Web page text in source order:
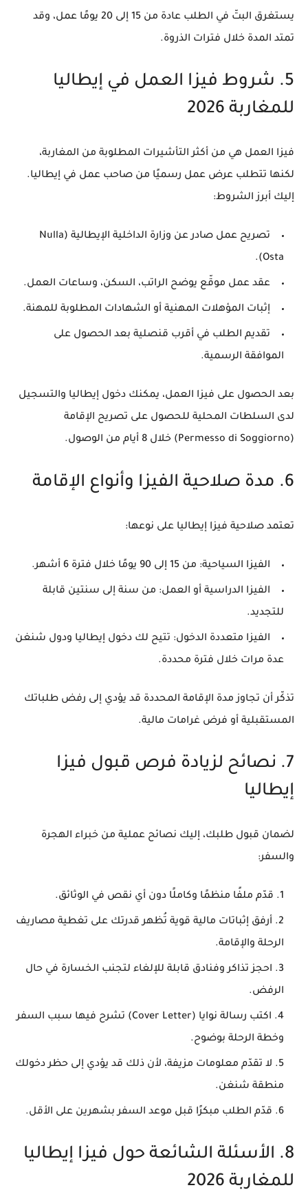
يستغرق البتّ في الطلب عادة من 15 إلى 20 يومًا عمل
، وقد
تمتد المدة خلال فترات الذروة.
5. شروط فيزا العمل في إيطاليا
للمغاربة 2026
فيزا العمل هي من أكثر التأشيرات المطلوبة من المغاربة،
لكنها تتطلب عرض عمل رسميًا من صاحب عمل في إيطاليا.
إليك أبرز الشروط:
تصريح عمل صادر عن
وزارة الداخلية الإيطالية (Nulla
Osta)
.
عقد عمل موقّع يوضح الراتب، السكن، وساعات العمل.
إثبات المؤهلات المهنية أو الشهادات المطلوبة للمهنة.
تقديم الطلب في أقرب قنصلية بعد الحصول على
الموافقة الرسمية.
بعد الحصول على فيزا العمل، يمكنك دخول إيطاليا والتسجيل
لدى السلطات المحلية للحصول على تصريح الإقامة
(Permesso di Soggiorno)
خلال 8 أيام من الوصول.
6. مدة صلاحية الفيزا وأنواع الإقامة
تعتمد صلاحية فيزا إيطاليا على نوعها:
الفيزا السياحية: من 15 إلى 90 يومًا خلال فترة 6 أشهر.
الفيزا الدراسية أو العمل: من سنة إلى سنتين قابلة
للتجديد.
الفيزا متعددة الدخول: تتيح لك دخول إيطاليا ودول شنغن
عدة مرات خلال فترة محددة.
تذكّر أن تجاوز مدة الإقامة المحددة قد يؤدي إلى رفض طلباتك
المستقبلية أو فرض غرامات مالية.
7. نصائح لزيادة فرص قبول فيزا
إيطاليا
لضمان قبول طلبك، إليك نصائح عملية من خبراء الهجرة
والسفر:
قدّم ملفًا منظمًا وكاملًا دون أي نقص في الوثائق.
أرفق إثباتات مالية قوية تُظهر قدرتك على تغطية مصاريف
الرحلة والإقامة.
احجز تذاكر وفنادق قابلة للإلغاء لتجنب الخسارة في حال
الرفض.
اكتب رسالة نوايا (Cover Letter)
تشرح فيها سبب السفر
وخطة الرحلة بوضوح.
لا تقدّم معلومات مزيفة، لأن ذلك قد يؤدي إلى حظر دخولك
منطقة شنغن.
قدّم الطلب مبكرًا قبل موعد السفر بشهرين على الأقل.
8. الأسئلة الشائعة حول فيزا إيطاليا
للمغاربة 2026